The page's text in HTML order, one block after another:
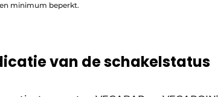
minimum beperkt.
van de schakelstatus